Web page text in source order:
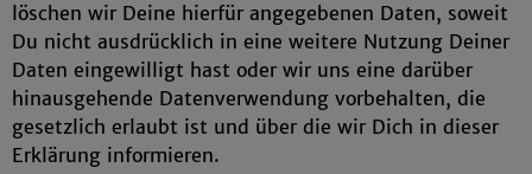
löschen wir Deine hierfür angegebenen Daten, soweit
Du nicht ausdrücklich in eine weitere Nutzung Deiner
Daten eingewilligt hast oder wir uns eine darüber
hinausgehende Datenverwendung vorbehalten, die
gesetzlich erlaubt ist und über die wir Dich in dieser
Erklärung informieren.